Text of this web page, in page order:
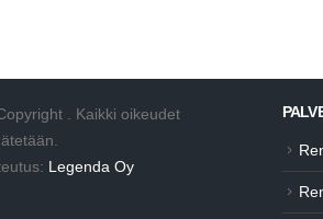
. Kaikki oikeudet
Legenda Oy